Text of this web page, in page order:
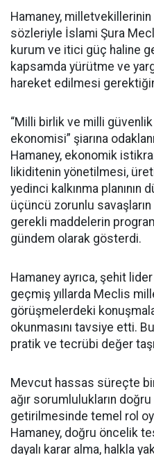
Hamaney, milletvekillerinin
sözleriyle İslami Şura
kurum ve itici güç haline
kapsamda yürütme ve
hareket edilmesi
“Milli birlik ve milli
ekonomisi” şiarına
Hamaney, ekonomik
likiditenin yönetilmesi,
yedinci kalkınma
üçüncü zorunlu savaşların
gerekli maddelerin
gündem olarak gösterdi.
Hamaney ayrıca, şehit
geçmiş yıllarda Meclis
görüşmelerdeki
okunmasını tavsiye etti.
pratik ve tecrübi değer
Mevcut hassas süreçte
ağır sorumlulukların
getirilmesinde temel rol
Hamaney, doğru öncelik
dayalı karar alma, halkla